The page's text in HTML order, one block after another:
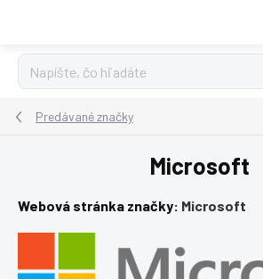
Predávané značky
Microsoft
Webová stránka značky: Microsoft